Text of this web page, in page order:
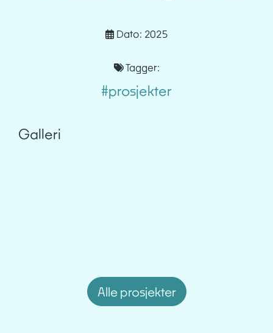
Dato: 2025
Tagger:
#prosjekter
Galleri
Alle prosjekter